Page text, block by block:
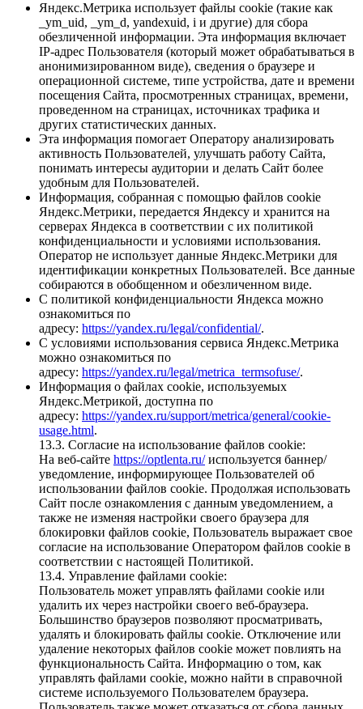
Яндекс.Метрика использует файлы cookie (такие как
_ym_uid, _ym_d, yandexuid, i и другие) для сбора
обезличенной информации. Эта информация включает
IP-адрес Пользователя (который может обрабатываться в
анонимизированном виде), сведения о браузере и
операционной системе, типе устройства, дате и времени
посещения Сайта, просмотренных страницах, времени,
проведенном на страницах, источниках трафика и
других статистических данных.
Эта информация помогает Оператору анализировать
активность Пользователей, улучшать работу Сайта,
понимать интересы аудитории и делать Сайт более
удобным для Пользователей.
Информация, собранная с помощью файлов cookie
Яндекс.Метрики, передается Яндексу и хранится на
серверах Яндекса в соответствии с их политикой
конфиденциальности и условиями использования.
Оператор не использует данные Яндекс.Метрики для
идентификации конкретных Пользователей. Все данные
собираются в обобщенном и обезличенном виде.
С политикой конфиденциальности Яндекса можно
ознакомиться по
адресу: https://yandex.ru/legal/confidential/.
С условиями использования сервиса Яндекс.Метрика
можно ознакомиться по
адресу: https://yandex.ru/legal/metrica_termsofuse/.
Информация о файлах cookie, используемых
Яндекс.Метрикой, доступна по
адресу: https://yandex.ru/support/metrica/general/cookie-
usage.html.
13.3. Согласие на использование файлов cookie:
На веб-сайте https://optlenta.ru/используется баннер/
уведомление, информирующее Пользователей об
использовании файлов cookie. Продолжая использовать
Сайт после ознакомления с данным уведомлением, а
также не изменяя настройки своего браузера для
блокировки файлов cookie, Пользователь выражает свое
согласие на использование Оператором файлов cookie в
соответствии с настоящей Политикой.
13.4. Управление файлами cookie:
Пользователь может управлять файлами cookie или
удалить их через настройки своего веб-браузера.
Большинство браузеров позволяют просматривать,
удалять и блокировать файлы cookie. Отключение или
удаление некоторых файлов cookie может повлиять на
функциональность Сайта. Информацию о том, как
управлять файлами cookie, можно найти в справочной
системе используемого Пользователем браузера.